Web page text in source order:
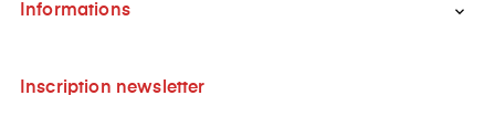
Informations 
Inscription newsletter